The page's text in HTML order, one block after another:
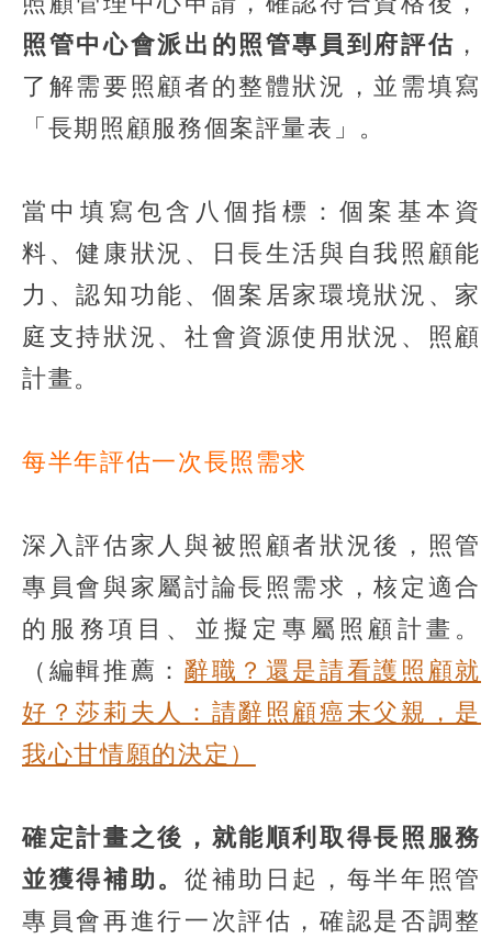
照管中心會派出的照管專員到府評估 ，
了解需要照顧者的整體狀況，並需填寫
「長期照顧服務個案評量表」。
當中填寫包含八個指標：個案基本資
料、健康狀況、日長生活與自我照顧能
力、認知功能、個案居家環境狀況、家
庭支持狀況、社會資源使用狀況、照顧
計畫。
每半年評估一次長照需求
深入評估家人與被照顧者狀況後，照管
專員會與家屬討論長照需求，核定適合
的服務項目、並擬定專屬照顧計畫。
（編輯推薦： 辭職？還是請看護照顧就
好？莎莉夫人：請辭照顧癌末父親，是
我心甘情願的決定）
確定計畫之後，就能順利取得長照服務
並獲得補助。 從補助日起，每半年照管
專員會再進行一次評估，確認是否調整